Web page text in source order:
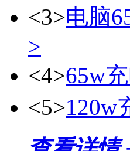
<3>电脑
>
<4>65w
<5>120w